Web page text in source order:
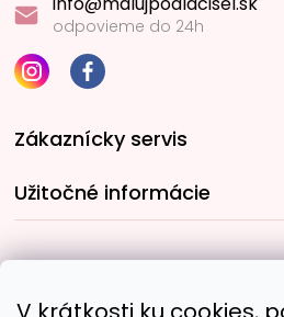
odpovieme do 24h
Zákaznícky servis
Užitočné informácie